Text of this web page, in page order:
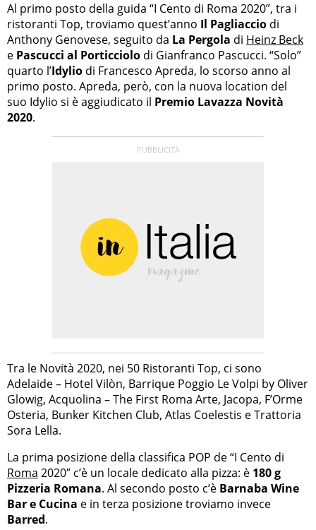
Al primo posto della guida “I Cento di Roma 2020”, tra i
ristoranti Top, troviamo quest’anno Il Pagliaccio di
Anthony Genovese, seguito da La Pergola di Heinz Beck
e Pascucci al Porticciolo di Gianfranco Pascucci. “Solo”
quarto l’Idylio di Francesco Apreda, lo scorso anno al
primo posto. Apreda, però, con la nuova location del
suo Idylio si è aggiudicato il Premio Lavazza Novità
2020.
Tra le Novità 2020, nei 50 Ristoranti Top, ci sono
Adelaide – Hotel Vilòn, Barrique Poggio Le Volpi by Oliver
Glowig, Acquolina – The First Roma Arte, Jacopa, F’Orme
Osteria, Bunker Kitchen Club, Atlas Coelestis e Trattoria
Sora Lella.
La prima posizione della classifica POP de “I Cento di
Roma 2020″ c’è un locale dedicato alla pizza: è 180 g
Pizzeria Romana. Al secondo posto c’è Barnaba Wine
Bar e Cucina e in terza posizione troviamo invece
Barred.